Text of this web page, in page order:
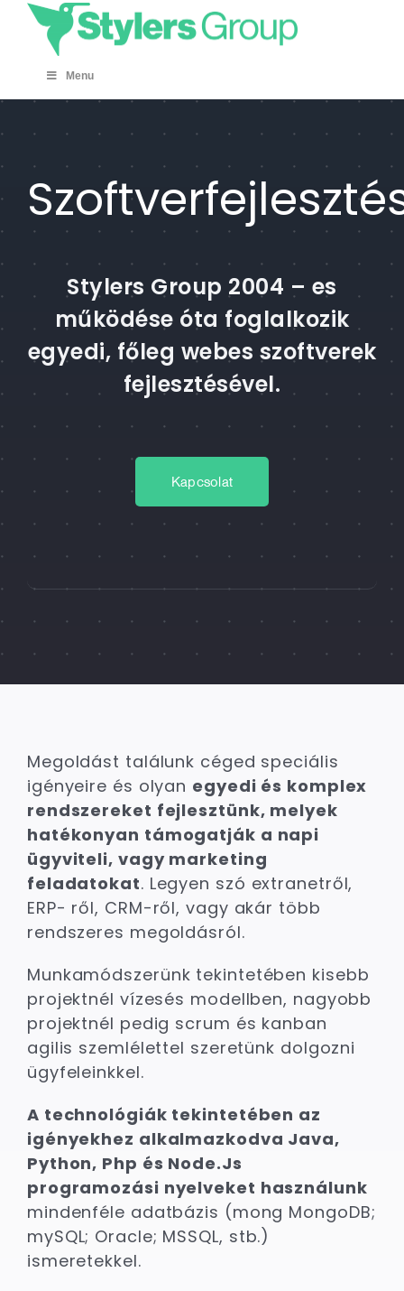
Skip
content
Menu
Stylers Group 2004 – es
működése óta foglalkozik
egyedi, főleg webes szoftverek
fejlesztésével.
Kapcsolat
Megoldást találunk céged speciális
igényeire és olyan egyedi és komplex
rendszereket fejlesztünk, melyek
hatékonyan támogatják a napi
ügyviteli, vagy marketing
feladatokat. Legyen szó extranetről,
ERP- ről, CRM-ről, vagy akár több
rendszeres megoldásról.
Munkamódszerünk tekintetében kisebb
projektnél vízesés modellben, nagyobb
projektnél pedig scrum és kanban
agilis szemlélettel szeretünk dolgozni
ügyfeleinkkel.
A technológiák tekintetében az
igényekhez alkalmazkodva Java,
Python, Php és Node.Js
programozási nyelveket használunk
mindenféle adatbázis (mong MongoDB;
mySQL; Oracle; MSSQL, stb.)
ismeretekkel.